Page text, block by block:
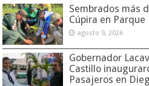
Sembrados más
Cúpira en Parque
agosto 9, 2026
Gobernador
Castillo
Pasajeros en